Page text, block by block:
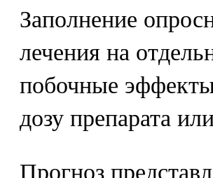
Заполнение
лечения на
побочные
дозу препарата
Прогноз